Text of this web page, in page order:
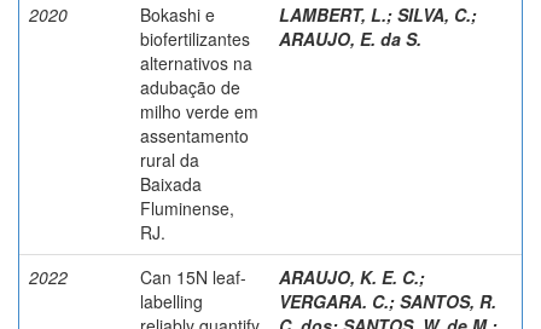
2020
Bokashi e
biofertilizantes
alternativos na
adubação de
milho verde em
assentamento
rural da
Baixada
Fluminense,
RJ.
LAMBERT, L.; SILVA, C.;
ARAUJO, E. da S.
2022
Can 15N leaf-
labelling
ARAUJO, K. E. C.;
VERGARA. C.; SANTOS, R.